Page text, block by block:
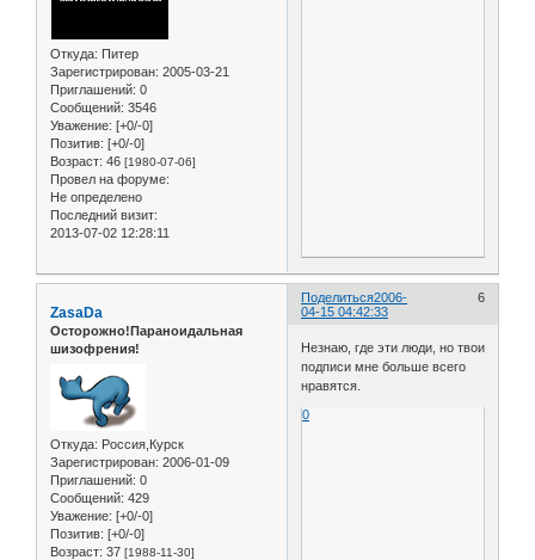
Откуда: Питер
Зарегистрирован: 2005-03-21
Приглашений: 0
Сообщений: 3546
Уважение: [+0/-0]
Позитив: [+0/-0]
Возраст: 46 [1980-07-06]
Провел на форуме:
Не определено
Последний визит:
2013-07-02 12:28:11
Поделиться 6
2006-
04-15 04:42:33
ZasaDa
Осторожно!Параноидальная
шизофрения!
Откуда: Россия,Курск
Зарегистрирован: 2006-01-09
Приглашений: 0
Сообщений: 429
Уважение: [+0/-0]
Позитив: [+0/-0]
Возраст: 37 [1988-11-30]
Незнаю, где эти люди, но твои
подписи мне больше всего
нравятся.
0